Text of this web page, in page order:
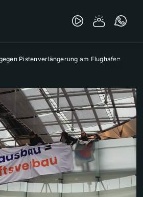
Pistenverlängerung am Flughafen